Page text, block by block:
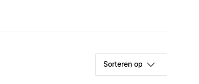
Sorteren op